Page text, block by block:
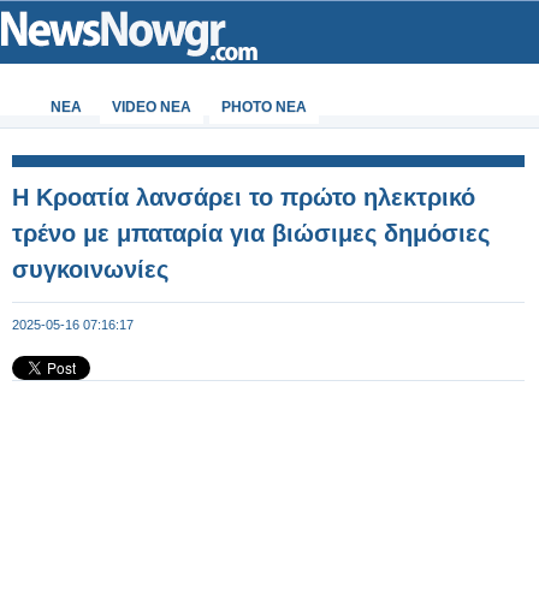
ΝΕΑ VIDEO NEA PHOTO NEA
Η Κροατία λανσάρει το πρώτο ηλεκτρικό
τρένο με μπαταρία για βιώσιμες δημόσιες
συγκοινωνίες
2025-05-16 07:16:17